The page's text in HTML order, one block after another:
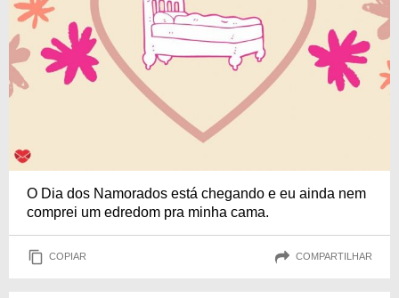
O Dia dos Namorados está chegando e eu ainda nem
comprei um edredom pra minha cama.
COPIAR COMPARTILHAR